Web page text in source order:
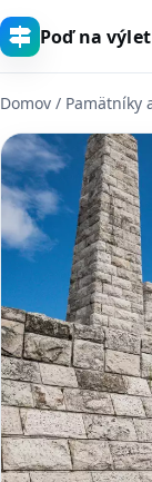
Poď na výlet
Domov / Pamätníky